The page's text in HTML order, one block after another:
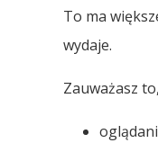
To ma
wydaje.
Zauważasz